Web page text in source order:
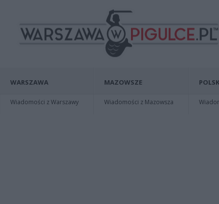
WARSZAWA
Wiadomości z Warszawy
MAZOWSZE
Wiadomości z Mazowsza